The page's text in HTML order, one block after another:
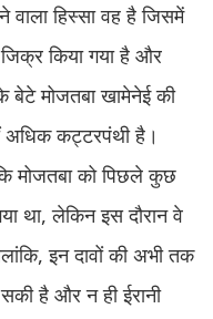
वाला हिस्सा वह है जिसमें
किया गया है और
बेटे मोजतबा खामेनेई की
अधिक कट्टरपंथी है।
मोजतबा को पिछले कुछ
था, लेकिन इस दौरान वे
इन दावों की अभी तक
है और न ही ईरानी